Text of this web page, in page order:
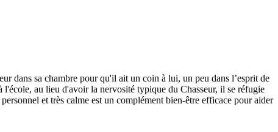
dans sa chambre pour qu'il ait un coin à lui, un peu dans l’esprit de
l'école, au lieu d'avoir la nervosité typique du Chasseur, il se réfugie
et très calme est un complément bien-être efficace pour aider